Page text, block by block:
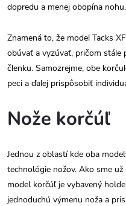
dopredu a menej obopína
Znamená to, že model Tacks
obúvať a vyzúvať, pričom stále
členku. Samozrejme, obe
peci a ďalej prispôsobiť
Nože korčúľ
Jednou z oblastí kde oba
technológie nožov. Ako sme
model korčúľ je vybavený
jednoduchú výmenu noža a